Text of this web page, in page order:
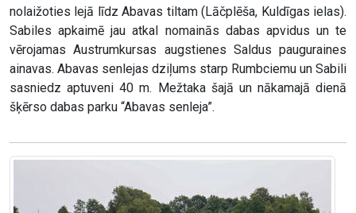
nolaižoties lejā līdz Abavas tiltam (Lāčplēša, Kuldīgas ielas).
Sabiles apkaimē jau atkal nomainās dabas apvidus un te
vērojamas Austrumkursas augstienes Saldus pauguraines
ainavas. Abavas senlejas dziļums starp Rumbciemu un Sabili
sasniedz aptuveni 40 m. Mežtaka šajā un nākamajā dienā
šķērso dabas parku “Abavas senleja”.